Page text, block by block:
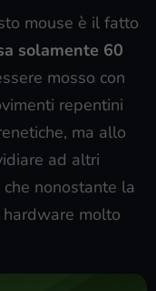
mouse è il fatto
solamente 60
mosso con
repentini
ma allo
ad altri
nonostante la
molto